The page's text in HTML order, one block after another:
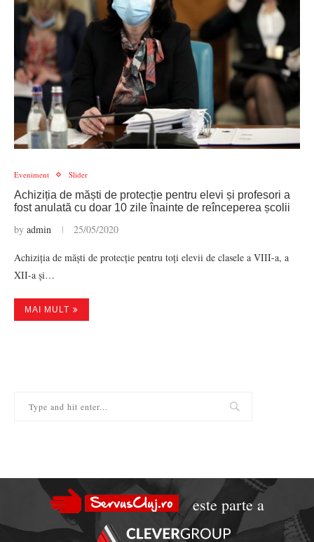
Eveniment Slider
Achiziția de măști de protecție pentru elevi și profesori a
fost anulată cu doar 10 zile înainte de reînceperea școlii
by admin 25/05/2020
Achiziția de măști de protecție pentru toți elevii de clasele a VIII-a, a
XII-a și…
MAI MULT
este parte a